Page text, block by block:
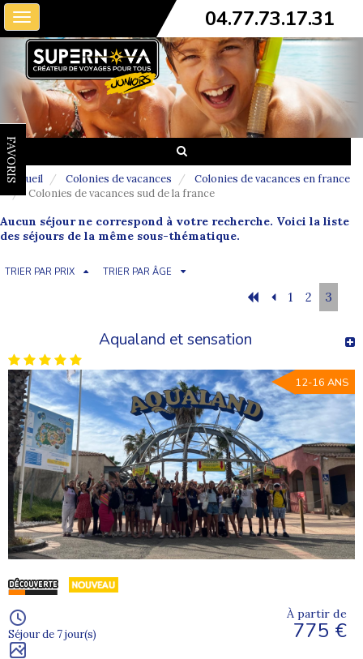
Toggle
navigation
04.77.73.17.31
FAVORIS
Accueil Colonies de vacances
Colonies de vacances en france
Colonies de vacances sud de la france
Aucun séjour ne correspond à votre recherche. Voici la liste
des séjours de la même sous-thématique.
TRIER PAR PRIX TRIER PAR ÂGE
1 2 3
Aqualand et sensation
12-16 ANS
Séjour de 7 jour(s)
À partir de
775 €